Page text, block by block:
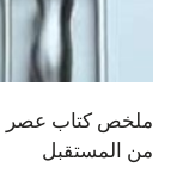
ملخص كتاب عصر
من المستقبل